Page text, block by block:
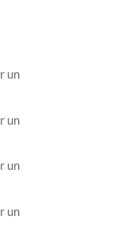
un
un
un
un